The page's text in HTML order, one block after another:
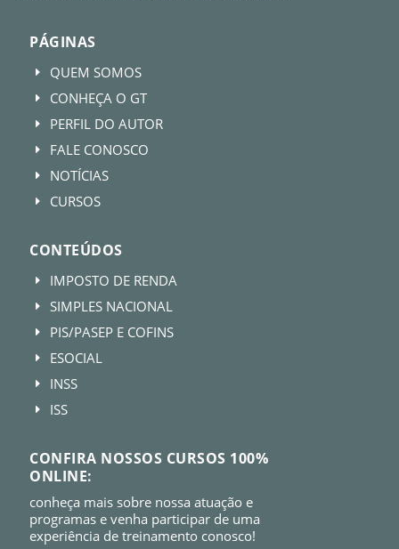
PÁGINAS
E QUEM SOMOS
E CONHEÇA O GT
E PERFIL DO AUTOR
E FALE CONOSCO
E NOTÍCIAS
E CURSOS
CONTEÚDOS
E IMPOSTO DE RENDA
E SIMPLES NACIONAL
E PIS/PASEP E COFINS
E ESOCIAL
E INSS
E ISS
CONFIRA NOSSOS CURSOS 100%
ONLINE:
conheça mais sobre nossa atuação e
programas e venha participar de uma
experiência de treinamento conosco!